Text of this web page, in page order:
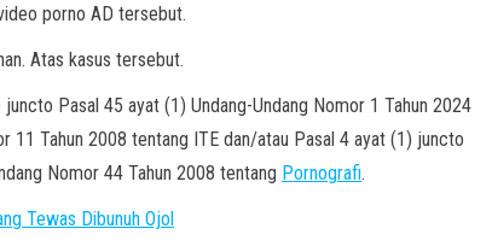
porno AD tersebut.
Atas kasus tersebut.
Pasal 45 ayat (1) Undang-Undang Nomor 1 Tahun 2024
11 Tahun 2008 tentang ITE dan/atau Pasal 4 ayat (1) juncto
Nomor 44 Tahun 2008 tentang Pornografi.
Tewas Dibunuh Ojol